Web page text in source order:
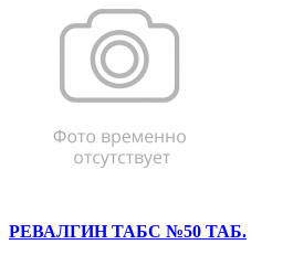
РЕВАЛГИН ТАБС №50 ТАБ.